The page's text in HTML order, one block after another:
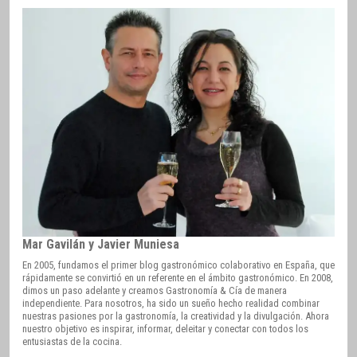
Mar Gavilán y Javier Muniesa
En 2005, fundamos el primer blog gastronómico colaborativo en España, que
rápidamente se convirtió en un referente en el ámbito gastronómico. En 2008,
dimos un paso adelante y creamos Gastronomía & Cía de manera
independiente. Para nosotros, ha sido un sueño hecho realidad combinar
nuestras pasiones por la gastronomía, la creatividad y la divulgación. Ahora
nuestro objetivo es inspirar, informar, deleitar y conectar con todos los
entusiastas de la cocina.